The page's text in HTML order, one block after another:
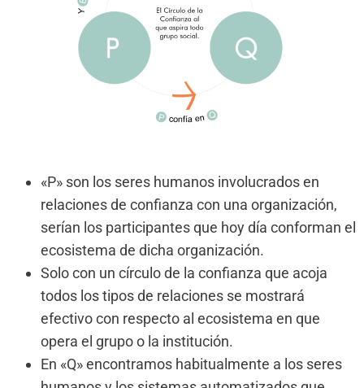
«P» son los seres humanos involucrados en
relaciones de confianza con una organización,
serían los participantes que hoy día conforman el
ecosistema de dicha organización.
Solo con un círculo de la confianza que acoja
todos los tipos de relaciones se mostrará
efectivo con respecto al ecosistema en que
opera el grupo o la institución.
En «Q» encontramos habitualmente a los seres